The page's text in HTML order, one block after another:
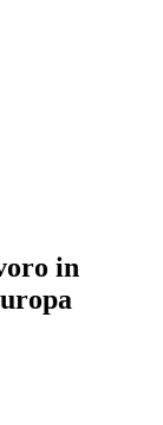
in